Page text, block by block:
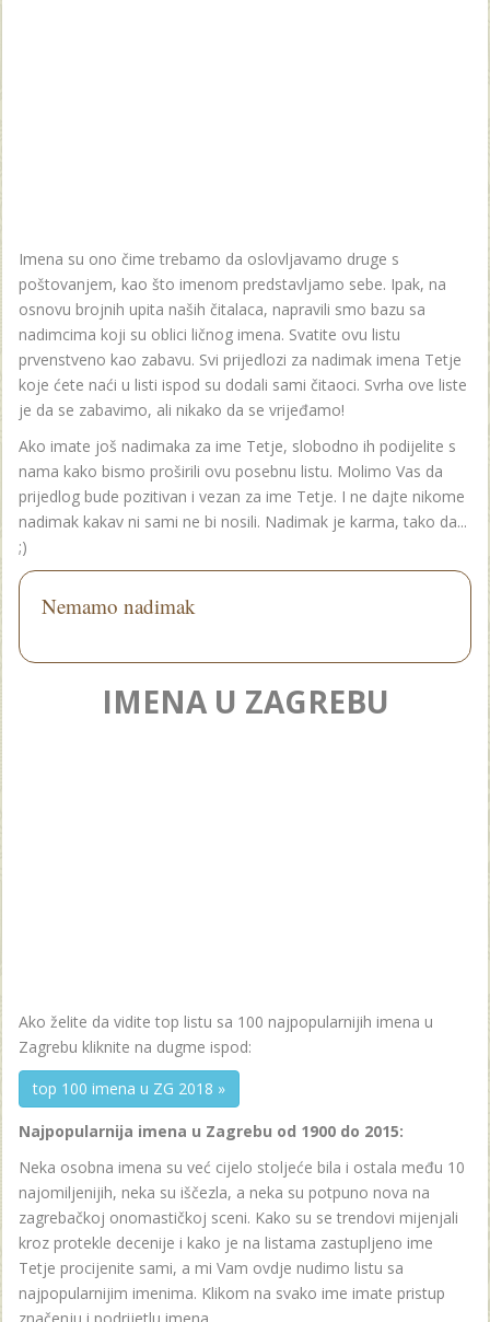
Imena su ono čime trebamo da oslovljavamo druge s
poštovanjem, kao što imenom predstavljamo sebe. Ipak, na
osnovu brojnih upita naših čitalaca, napravili smo bazu sa
nadimcima koji su oblici ličnog imena. Svatite ovu listu
prvenstveno kao zabavu. Svi prijedlozi za nadimak imena Tetje
koje ćete naći u listi ispod su dodali sami čitaoci. Svrha ove liste
je da se zabavimo, ali nikako da se vrijeđamo!
Ako imate još nadimaka za ime Tetje, slobodno ih podijelite s
nama kako bismo proširili ovu posebnu listu. Molimo Vas da
prijedlog bude pozitivan i vezan za ime Tetje. I ne dajte nikome
nadimak kakav ni sami ne bi nosili. Nadimak je karma, tako da...
;)
Nemamo nadimak
IMENA U ZAGREBU
Ako želite da vidite top listu sa 100 najpopularnijih imena u
Zagrebu kliknite na dugme ispod:
top 100 imena u ZG 2018 »
Najpopularnija imena u Zagrebu od 1900 do 2015:
Neka osobna imena su već cijelo stoljeće bila i ostala među 10
najomiljenijih, neka su iščezla, a neka su potpuno nova na
zagrebačkoj onomastičkoj sceni. Kako su se trendovi mijenjali
kroz protekle decenije i kako je na listama zastupljeno ime
Tetje procijenite sami, a mi Vam ovdje nudimo listu sa
najpopularnijim imenima. Klikom na svako ime imate pristup
značenju i podrijetlu imena